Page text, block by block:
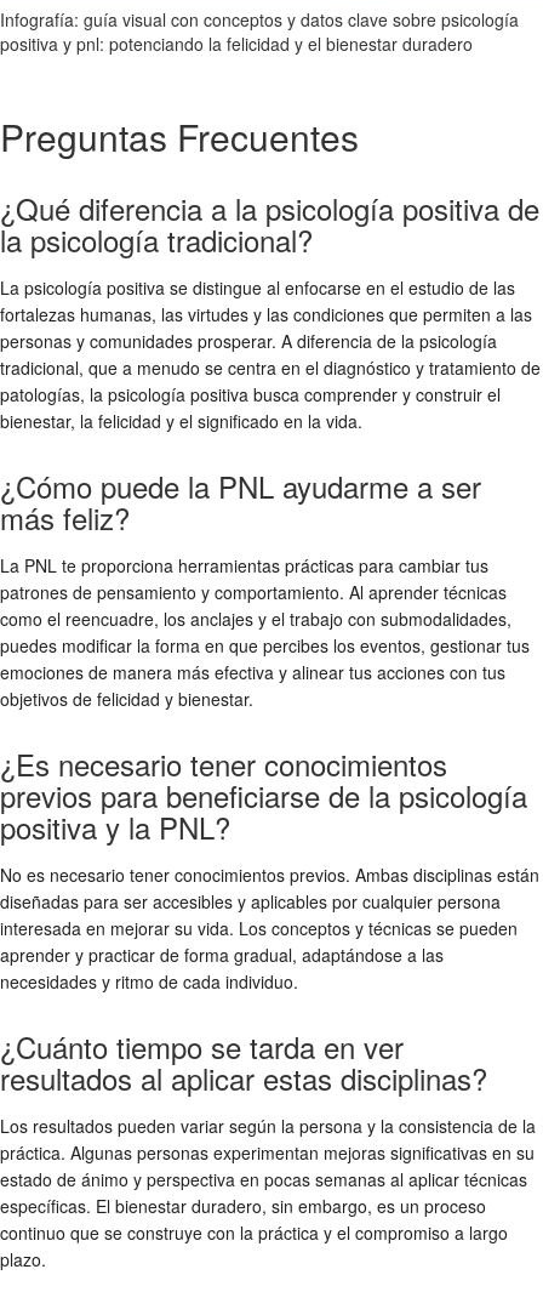
Infografía: guía visual con conceptos y datos clave sobre psicología
positiva y pnl: potenciando la felicidad y el bienestar duradero
Preguntas Frecuentes
¿Qué diferencia a la psicología positiva de
la psicología tradicional?
La psicología positiva se distingue al enfocarse en el estudio de las
fortalezas humanas, las virtudes y las condiciones que permiten a las
personas y comunidades prosperar. A diferencia de la psicología
tradicional, que a menudo se centra en el diagnóstico y tratamiento de
patologías, la psicología positiva busca comprender y construir el
bienestar, la felicidad y el significado en la vida.
¿Cómo puede la PNL ayudarme a ser
más feliz?
La PNL te proporciona herramientas prácticas para cambiar tus
patrones de pensamiento y comportamiento. Al aprender técnicas
como el reencuadre, los anclajes y el trabajo con submodalidades,
puedes modificar la forma en que percibes los eventos, gestionar tus
emociones de manera más efectiva y alinear tus acciones con tus
objetivos de felicidad y bienestar.
¿Es necesario tener conocimientos
previos para beneficiarse de la psicología
positiva y la PNL?
No es necesario tener conocimientos previos. Ambas disciplinas están
diseñadas para ser accesibles y aplicables por cualquier persona
interesada en mejorar su vida. Los conceptos y técnicas se pueden
aprender y practicar de forma gradual, adaptándose a las
necesidades y ritmo de cada individuo.
¿Cuánto tiempo se tarda en ver
resultados al aplicar estas disciplinas?
Los resultados pueden variar según la persona y la consistencia de la
práctica. Algunas personas experimentan mejoras significativas en su
estado de ánimo y perspectiva en pocas semanas al aplicar técnicas
específicas. El bienestar duradero, sin embargo, es un proceso
continuo que se construye con la práctica y el compromiso a largo
plazo.